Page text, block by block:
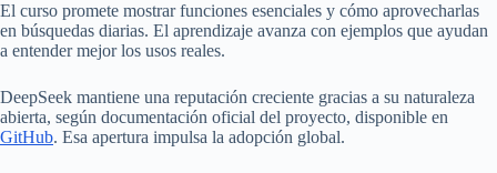
El curso promete mostrar funciones esenciales y cómo aprovecharlas
en búsquedas diarias. El aprendizaje avanza con ejemplos que ayudan
a entender mejor los usos reales.
DeepSeek mantiene una reputación creciente gracias a su naturaleza
abierta, según documentación oficial del proyecto, disponible en
GitHub. Esa apertura impulsa la adopción global.